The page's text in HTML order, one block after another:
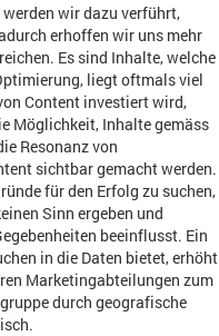
wir dazu verführt,
erhoffen wir uns mehr
Es sind Inhalte, welche
liegt oftmals viel
Content investiert wird,
Möglichkeit, Inhalte gemäss
Resonanz von
sichtbar gemacht werden.
für den Erfolg zu suchen,
Sinn ergeben und
beeinflusst. Ein
in die Daten bietet, erhöht
Marketingabteilungen zum
durch geografische